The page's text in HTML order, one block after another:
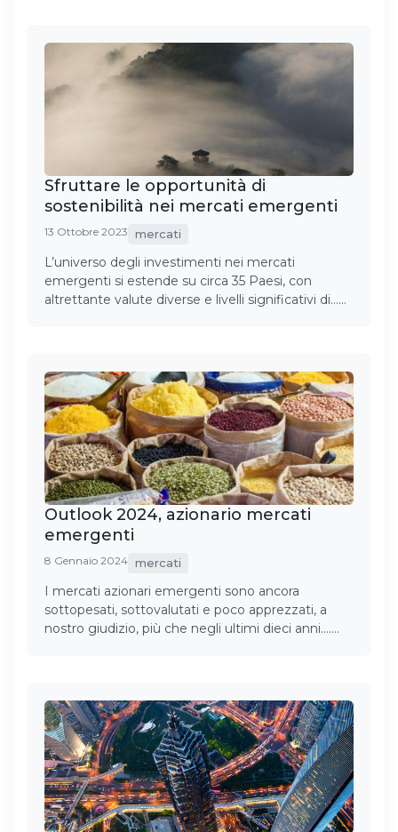
Sfruttare le opportunità di
sostenibilità nei mercati emergenti
13 Ottobre 2023 mercati
L’universo degli investimenti nei mercati
emergenti si estende su circa 35 Paesi, con
altrettante valute diverse e livelli significativi di……
Outlook 2024, azionario mercati
emergenti
8 Gennaio 2024 mercati
I mercati azionari emergenti sono ancora
sottopesati, sottovalutati e poco apprezzati, a
nostro giudizio, più che negli ultimi dieci anni.……